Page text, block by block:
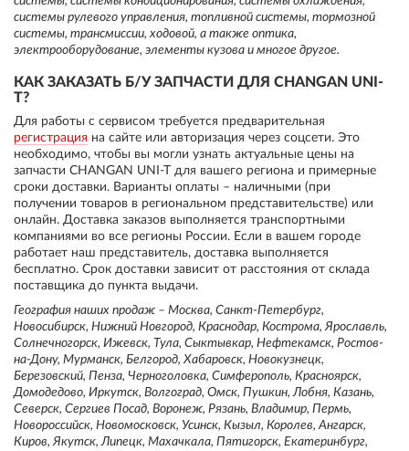
системы рулевого управления, топливной системы, тормозной
системы, трансмиссии, ходовой, а также оптика,
электрооборудование, элементы кузова и многое другое.
КАК ЗАКАЗАТЬ Б/У ЗАПЧАСТИ ДЛЯ CHANGAN UNI-
T?
Для работы с сервисом требуется предварительная
регистрация на сайте или авторизация через соцсети. Это
необходимо, чтобы вы могли узнать актуальные цены на
запчасти CHANGAN UNI-T для вашего региона и примерные
сроки доставки. Варианты оплаты – наличными (при
получении товаров в региональном представительстве) или
онлайн. Доставка заказов выполняется транспортными
компаниями во все регионы России. Если в вашем городе
работает наш представитель, доставка выполняется
бесплатно. Срок доставки зависит от расстояния от склада
поставщика до пункта выдачи.
География наших продаж – Москва, Санкт-Петербург,
Новосибирск, Нижний Новгород, Краснодар, Кострома, Ярославль,
Солнечногорск, Ижевск, Тула, Сыктывкар, Нефтекамск, Ростов-
на-Дону, Мурманск, Белгород, Хабаровск, Новокузнецк,
Березовский, Пенза, Черноголовка, Симферополь, Красноярск,
Домодедово, Иркутск, Волгоград, Омск, Пушкин, Лобня, Казань,
Северск, Сергиев Посад, Воронеж, Рязань, Владимир, Пермь,
Новороссийск, Новомосковск, Усинск, Кызыл, Королев, Ангарск,
Киров, Якутск, Липецк, Махачкала, Пятигорск, Екатеринбург,